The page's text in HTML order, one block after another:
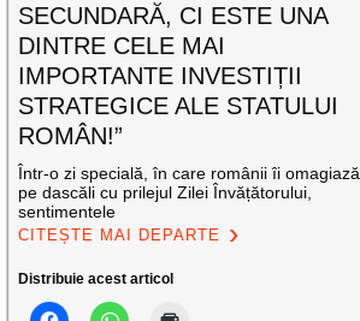
SECUNDARĂ, CI ESTE UNA
DINTRE CELE MAI
IMPORTANTE INVESTIȚII
STRATEGICE ALE STATULUI
ROMÂN!”
Într-o zi specială, în care românii îi omagiază
pe dascăli cu prilejul Zilei Învățătorului,
sentimentele
CITEȘTE MAI DEPARTE
Distribuie acest articol